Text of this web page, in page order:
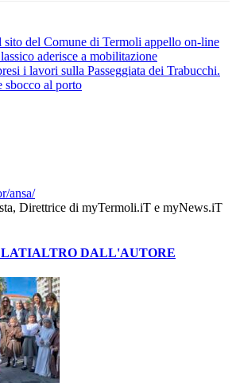
sito del Comune di Termoli appello on-line
aderisce a mobilitazione
i lavori sulla Passeggiata dei Trabucchi.
sbocco al porto
ansa/
Direttrice di myTermoli.iT e myNews.iT
ALTRO DALL'AUTORE